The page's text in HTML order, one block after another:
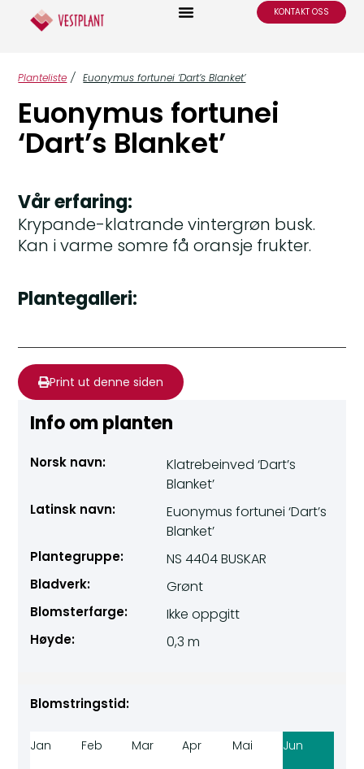
KONTAKT OSS
Planteliste / Euonymus fortunei ‘Dart’s Blanket’
Euonymus fortunei
‘Dart’s Blanket’
Vår erfaring:
Krypande-klatrande vintergrøn busk.
Kan i varme somre få oransje frukter.
Plantegalleri:
Print ut denne siden
Info om planten
Norsk navn:
Klatrebeinved ‘Dart’s
Blanket’
Latinsk navn:
Euonymus fortunei ‘Dart’s
Blanket’
Plantegruppe: NS 4404 BUSKAR
Bladverk: Grønt
Blomsterfarge: Ikke oppgitt
Høyde: 0,3 m
Blomstringstid:
Jan Feb Mar Apr Mai Jun